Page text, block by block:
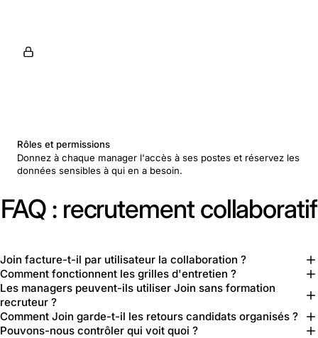
Rôles et permissions
Donnez à chaque manager l'accès à ses postes et réservez les
données sensibles à qui en a besoin.
FAQ : recrutement collaboratif
Join facture-t-il par utilisateur la collaboration ?
Comment fonctionnent les grilles d'entretien ?
Les managers peuvent-ils utiliser Join sans formation
recruteur ?
Comment Join garde-t-il les retours candidats organisés ?
Pouvons-nous contrôler qui voit quoi ?